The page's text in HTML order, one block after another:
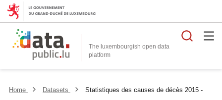
The luxembourgish open data
platform
Home Datasets
Statistiques des causes de décès 2015 -